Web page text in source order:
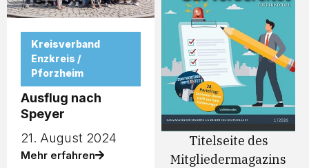
Kreisverband
Enzkreis /
Pforzheim
Ausflug nach
Speyer
21. August 2024
Mehr erfahren
Titelseite des
Mitgliedermagazins